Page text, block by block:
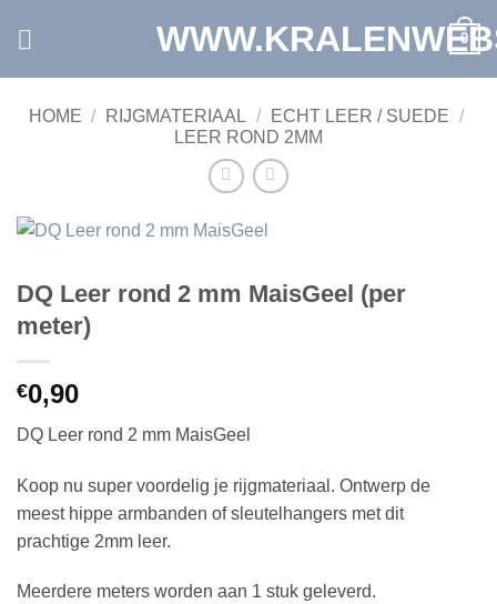
0
HOME / RIJGMATERIAAL / ECHT LEER / SUEDE /
LEER ROND 2MM
DQ Leer rond 2 mm MaisGeel (per
meter)
€0,90
DQ Leer rond 2 mm MaisGeel
Koop nu super voordelig je rijgmateriaal. Ontwerp de
meest hippe armbanden of sleutelhangers met dit
prachtige 2mm leer.
Meerdere meters worden aan 1 stuk geleverd.